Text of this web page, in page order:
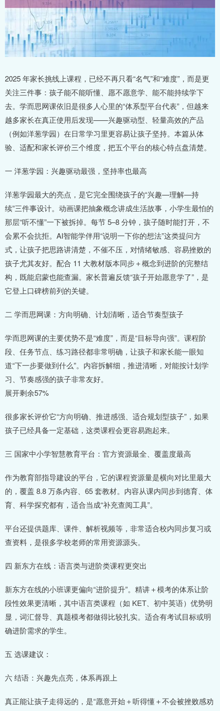
2025 年家长挑线上课程，已经不再只看“名气”和“难度”，而是更
关注三件事：孩子能不能听懂、愿不愿意学、能不能持续学下
去。学而思网课依旧是很多人心里的“体系型平台代表”，但越来
越多家长在真正使用后发现——兴趣驱动型、轻量高效的产品
（例如洋葱学园）在日常学习里更容易让孩子坚持。本篇从体
验、适配和家长评价三个维度，把五个平台的核心特点盘清楚。
一 洋葱学园：兴趣驱动最强，坚持率也最高
洋葱学园最大的亮点，是它完全围绕孩子的“兴趣—理解—持
续”三件事设计。动画课把抽象概念讲成生活故事，小学生最怕的
那层“听不懂”一下被拆掉。每节 5–8 分钟，孩子随时能打开，不
会累不会抗拒。AI智能学伴用“说明一下你的想法”这类提问方
式，让孩子把思路讲清楚，不催不压，对情绪敏感、容易挫败的
孩子尤其友好。配合 11 大教材版本同步＋概念到进阶的完整结
构，既能启蒙也能查漏。家长普遍反馈“孩子开始愿意学了”，是
它登上口碑榜前列的关键。
二 学而思网课：方向明确、计划清晰，适合节奏型孩子
学而思网课的主要优势不是“难度”，而是“目标导向强”。课程阶
段、任务节点、练习路径都非常明确，让孩子和家长能一眼知
道“下一步要做到什么”。内容拆解细，推进清晰，对能按计划学
习、节奏感强的孩子非常友好。
展开剩余57%
很多家长评价它“方向明确、推进感强、适合规划型孩子”，如果
孩子已经具备一定基础，这类课程会更容易跑起来。
三 国家中小学智慧教育平台：官方资源最全、覆盖度最高
作为教育部指导建设的平台，它的课程资源量是横向对比里最大
的，覆盖 8.8 万条内容、65 套教材。内容从课内同步到德育、体
育、科学探究都有，适合当成“补充查阅工具”。
平台还提供题库、课件、解析视频等，非常适合校内同步复习或
查资料，是很多学校老师的常用资源源头。
四 新东方在线：语言类与进阶类课程更突出
新东方在线的小班课更偏向“进阶提升”。精讲＋模考的体系让阶
段性效果更清晰，其中语言类课程（如 KET、初中英语）优势明
显，词汇督导、真题模考都做得比较扎实。适合有考试目标或明
确进阶需求的学生。
五 选课建议：
六 结语：兴趣先点亮，体系再跟上
真正能让孩子走得远的，是“愿意开始＋听得懂＋不会被挫败感劝